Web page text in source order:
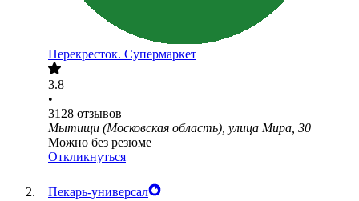
Перекресток. Супермаркет
3.8
•
3128 отзывов
Мытищи (Московская область), улица Мира, 30
Можно без резюме
Откликнуться
Пекарь-универсал